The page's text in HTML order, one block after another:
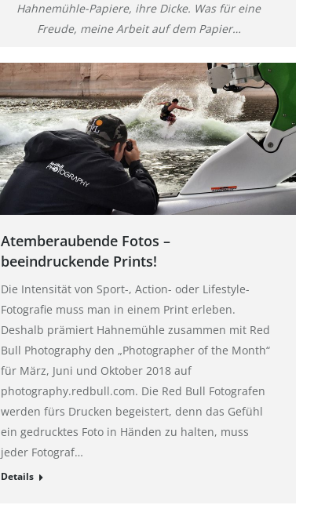
Hahnemühle-Papiere, ihre Dicke. Was für eine
Freude, meine Arbeit auf dem Papier…
Atemberaubende Fotos –
beeindruckende Prints!
Die Intensität von Sport-, Action- oder Lifestyle-
Fotografie muss man in einem Print erleben.
Deshalb prämiert Hahnemühle zusammen mit Red
Bull Photography den „Photographer of the Month“
für März, Juni und Oktober 2018 auf
photography.redbull.com. Die Red Bull Fotografen
werden fürs Drucken begeistert, denn das Gefühl
ein gedrucktes Foto in Händen zu halten, muss
jeder Fotograf…
Details